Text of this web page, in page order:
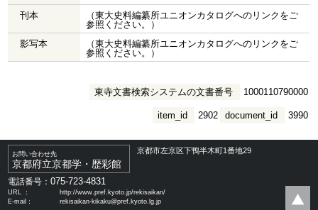
刊本
（東大史料編纂所ユニオンカタログへのリンクをご
参照ください。）
影写本
（東大史料編纂所ユニオンカタログへのリンクをご
参照ください。）
東寺文書検索システムの文書番号 1000110790000
document_id 3990
item_id 2902
お問い合わせ先
京都府立京都学・歴彩館
京都市左京区下鴨半木町1番地29
電話番号：075-723-4831
URL ：
http://www.pref.kyoto.jp/rekisaikan/
E-mail：
rekisaikan-kikaku@pref.kyoto.lg.jp